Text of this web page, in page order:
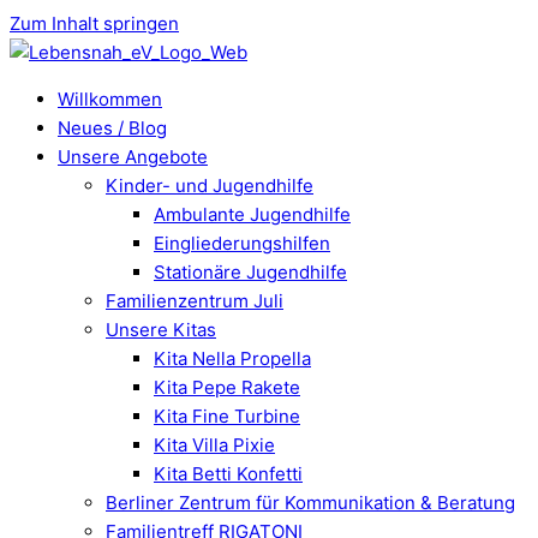
Zum Inhalt springen
Willkommen
Neues / Blog
Unsere Angebote
Kinder- und Jugendhilfe
Ambulante Jugendhilfe
Eingliederungshilfen
Stationäre Jugendhilfe
Familienzentrum Juli
Unsere Kitas
Kita Nella Propella
Kita Pepe Rakete
Kita Fine Turbine
Kita Villa Pixie
Kita Betti Konfetti
Berliner Zentrum für Kommunikation & Beratung
Familientreff RIGATONI